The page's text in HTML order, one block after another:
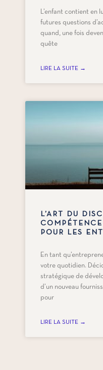
L’enfant contient en
futures questions
quand, une fois
quête
LIRE LA SUITE →
L’ART DU
POUR LES
En tant
votre quotidien.
stratégique de
d’un nouveau
pour
LIRE LA SUITE →